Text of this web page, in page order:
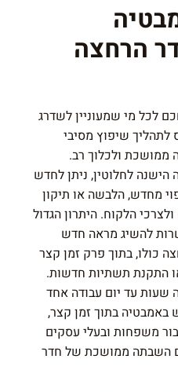
הרחצה
לכל מי שמעוניין לשדרג
שיפוץ מסיבי
ממושכת ולכלוך רב.
לחלוטין, ניתן לחדש
מחדש, הלבשה או תיקון
הלקוח. היתרון הגדול
להשיג מראה חדש
כולו, בתוך פרק זמן קצר
התקנת תשתיות חדשות.
שעות עד יום עבודה אחד
באמבטיה בתוך זמן קצר,
משפחות ובעלי עסקים
השבתה ממושכת של חדר